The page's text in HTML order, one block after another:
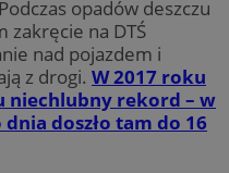
opadów deszczu
zakręcie na DTŚ
nad pojazdem i
z drogi. W 2017 roku
niechlubny rekord – w
doszło tam do 16